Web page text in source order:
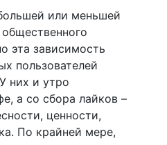
или меньшей
эта зависимость
пользователей
них и утро
а со сбора лайков –
ценности,
По крайней мере,